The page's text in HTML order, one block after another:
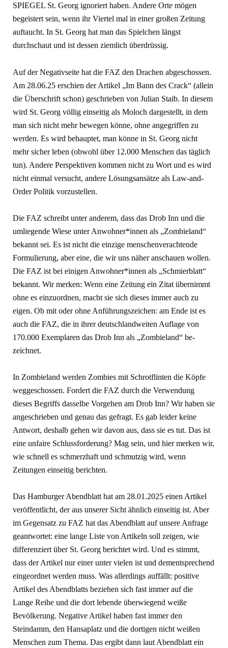
SPIEGEL St. Georg ignoriert haben. An­dere Orte mögen
begeistert sein, wenn ihr Viertel mal in einer großen Zeitung
auftaucht. In St. Georg hat man das Spielchen längst
durchschaut und ist dessen ziemlich überdrüssig.
Auf der Negativseite hat die FAZ den Drachen abgeschossen.
Am 28.06.25 erschien der Artikel „Im Bann des Crack“ (allein
die Überschrift schon) geschrieben von Julian Staib. In diesem
wird St. Georg völlig einseitig als Mo­loch dargestellt, in dem
man sich nicht mehr bewegen könne, ohne angegrif­fen zu
werden. Es wird behauptet, man könne in St. Georg nicht
mehr sicher leben (obwohl über 12.000 Menschen das täglich
tun). Andere Perspektiven kommen nicht zu Wort und es wird
nicht einmal versucht, andere Lösungs­ansätze als Law-and-
Order Politik vor­zustellen.
Die FAZ schreibt unter anderem, dass das Drob Inn und die
umliegende Wiese unter Anwohner*innen als „Zom­bieland“
bekannt sei. Es ist nicht die einzige menschenverachtende
Formu­lierung, aber eine, die wir uns näher anschauen wollen.
Die FAZ ist bei eini­gen Anwohner*innen als „Schmier­blatt“
bekannt. Wir merken: Wenn eine Zeitung ein Zitat übernimmt
ohne es einzuordnen, macht sie sich dieses im­mer auch zu
eigen. Ob mit oder ohne Anführungszeichen: am Ende ist es
auch die FAZ, die in ihrer deutschland­weiten Auflage von
170.000 Exempla­ren das Drob Inn als „Zombieland“ be­
zeichnet.
In Zombieland werden Zombies mit Schrotflinten die Köpfe
weggeschos­sen. Fordert die FAZ durch die Verwen­dung
dieses Begriffs dasselbe Vor­gehen am Drob Inn? Wir haben sie
angeschrieben und genau das gefragt. Es gab leider keine
Antwort, deshalb gehen wir davon aus, dass sie es tut. Das ist
eine unfaire Schlussforderung? Mag sein, und hier merken wir,
wie schnell es schmerzhaft und schmutzig wird, wenn
Zeitungen einseitig berich­ten.
Das Hamburger Abendblatt hat am 28.01.2025 einen Artikel
veröffentlicht, der aus unserer Sicht ähnlich einseitig ist. Aber
im Gegensatz zu FAZ hat das Abendblatt auf unsere Anfrage
geant­wortet: eine lange Liste von Artikeln soll zeigen, wie
differenziert über St. Georg berichtet wird. Und es stimmt,
dass der Artikel nur einer unter vielen ist und dementsprechend
eingeordnet werden muss. Was allerdings auffällt: positive
Artikel des Abendblatts bezie­hen sich fast immer auf die
Lange Reihe und die dort lebende überwie­gend weiße
Bevölkerung. Negative Ar­tikel haben fast immer den
Steindamm, den Hansaplatz und die dortigen nicht weißen
Menschen zum Thema. Das er­gibt dann laut Abendblatt ein